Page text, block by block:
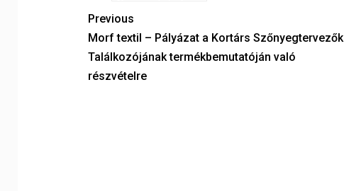
Previous
Morf textil – Pályázat a Kortárs Szőnyegtervezők
Találkozójának termékbemutatóján való
részvételre